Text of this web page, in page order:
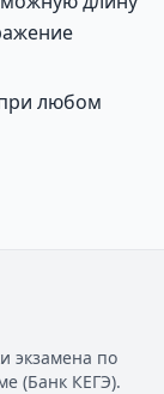
любом
экзамена по
(Банк КЕГЭ).